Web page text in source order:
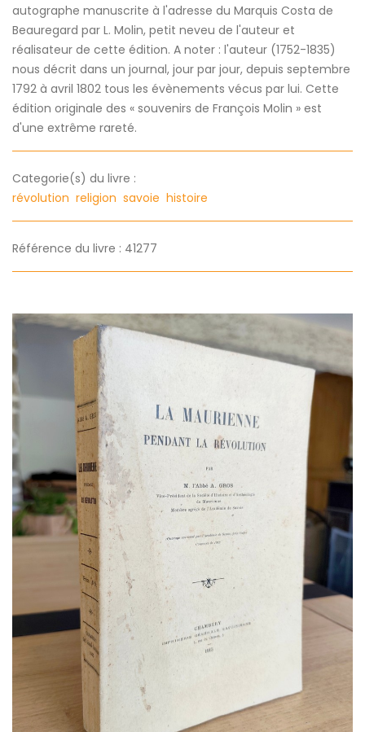
autographe manuscrite à l'adresse du Marquis Costa de
Beauregard par L. Molin, petit neveu de l'auteur et
réalisateur de cette édition. A noter : l'auteur (1752-1835)
nous décrit dans un journal, jour par jour, depuis septembre
1792 à avril 1802 tous les évènements vécus par lui. Cette
édition originale des « souvenirs de François Molin » est
d'une extrême rareté.
Categorie(s) du livre :
révolution religion savoie histoire
Référence du livre : 41277